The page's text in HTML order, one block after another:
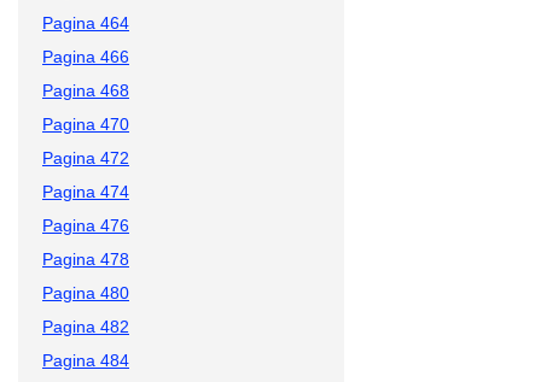
Pagina 464
Pagina 466
Pagina 468
Pagina 470
Pagina 472
Pagina 474
Pagina 476
Pagina 478
Pagina 480
Pagina 482
Pagina 484